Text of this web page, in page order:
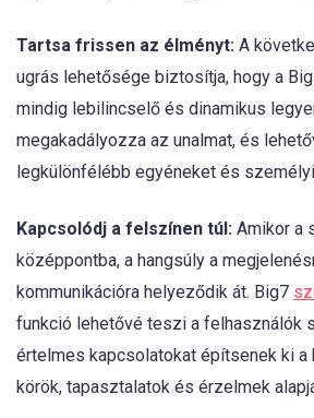
Tartsa frissen az élményt: A
ugrás lehetősége biztosítja, hogy a
mindig lebilincselő és dinamikus
megakadályozza az unalmat, és
legkülönfélébb egyéneket és
Kapcsolódj a felszínen túl: Amikor a
középpontba, a hangsúly a
kommunikációra helyeződik át. Big7
funkció lehetővé teszi a felhasználók
értelmes kapcsolatokat építsenek ki
körök, tapasztalatok és érzelmek